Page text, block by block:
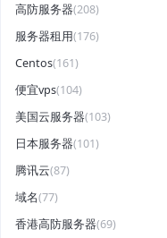
高防服务器(208)
服务器租用(176)
Centos(161)
便宜vps(104)
美国云服务器(103)
日本服务器(101)
腾讯云(87)
域名(77)
香港高防服务器(69)